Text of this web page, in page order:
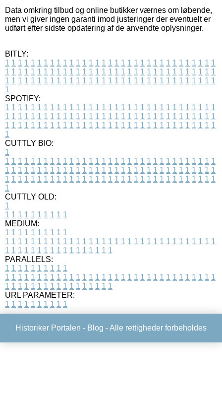
Data omkring tilbud og online butikker værnes om løbende,
men vi giver ingen garanti imod justeringer der eventuelt er
udført efter sidste opdatering af de anvendte oplysninger.
BITLY:
1 1 1 1 1 1 1 1 1 1 1 1 1 1 1 1 1 1 1 1 1 1 1 1 1 1 1 1 1 1 1 1 1
1 1 1 1 1 1 1 1 1 1 1 1 1 1 1 1 1 1 1 1 1 1 1 1 1 1 1 1 1 1 1 1 1
1 1 1 1 1 1 1 1 1 1 1 1 1 1 1 1 1 1 1 1 1 1 1 1 1 1 1 1 1 1 1 1 1
1
SPOTIFY:
1 1 1 1 1 1 1 1 1 1 1 1 1 1 1 1 1 1 1 1 1 1 1 1 1 1 1 1 1 1 1 1 1
1 1 1 1 1 1 1 1 1 1 1 1 1 1 1 1 1 1 1 1 1 1 1 1 1 1 1 1 1 1 1 1 1
1 1 1 1 1 1 1 1 1 1 1 1 1 1 1 1 1 1 1 1 1 1 1 1 1 1 1 1 1 1 1 1 1
1
CUTTLY BIO:
1
1 1 1 1 1 1 1 1 1 1 1 1 1 1 1 1 1 1 1 1 1 1 1 1 1 1 1 1 1 1 1 1 1
1 1 1 1 1 1 1 1 1 1 1 1 1 1 1 1 1 1 1 1 1 1 1 1 1 1 1 1 1 1 1 1 1
1 1 1 1 1 1 1 1 1 1 1 1 1 1 1 1 1 1 1 1 1 1 1 1 1 1 1 1 1 1 1 1 1
1
CUTTLY OLD:
1
1 1 1 1 1 1 1 1 1 1
MEDIUM:
1 1 1 1 1 1 1 1 1 1
1 1 1 1 1 1 1 1 1 1 1 1 1 1 1 1 1 1 1 1 1 1 1 1 1 1 1 1 1 1 1 1 1
1 1 1 1 1 1 1 1 1 1 1 1 1 1 1 1 1
PARALLELS:
1 1 1 1 1 1 1 1 1 1
1 1 1 1 1 1 1 1 1 1 1 1 1 1 1 1 1 1 1 1 1 1 1 1 1 1 1 1 1 1 1 1 1
1 1 1 1 1 1 1 1 1 1 1 1 1 1 1 1 1
URL PARAMETER:
1 1 1 1 1 1 1 1 1 1
Historiker Portalen - Blog - Alle rettigheder forbeholdes